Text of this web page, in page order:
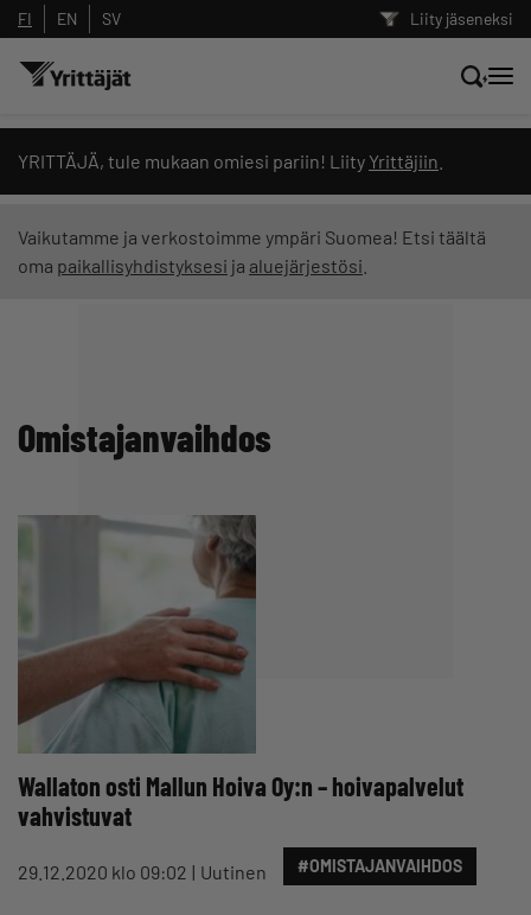
Liity jäseneksi
FI EN SV
YRITTÄJÄ, tule mukaan omiesi pariin! Liity Yrittäjiin
Vaikutamme ja verkostoimme ympäri Suomea! Etsi täältä
oma paikallisyhdistyksesi ja aluejärjestösi
Omistajanvaihdos
Wallaton osti Mallun Hoiva Oy:n – hoivapalvelut
vahvistuvat
29.12.2020 klo 09:02 Uutinen #OMISTAJANVAIHDOS
Hae sivustolta tai kysy suoraan
Yrittäjien tekoälyltä